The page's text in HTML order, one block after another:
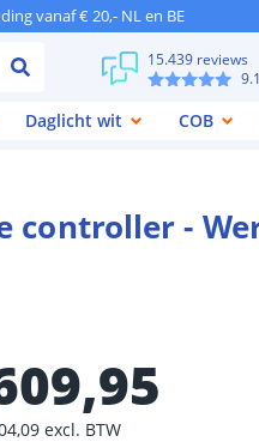
vanaf € 20,- NL en BE
15.439 reviews
9.1
Daglicht wit COB
-
,95
,09 excl. BTW